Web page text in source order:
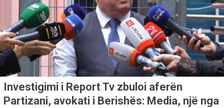
Investigimi i Report Tv zbuloi aferën
Partizani, avokati i Berishës: Media, një nga